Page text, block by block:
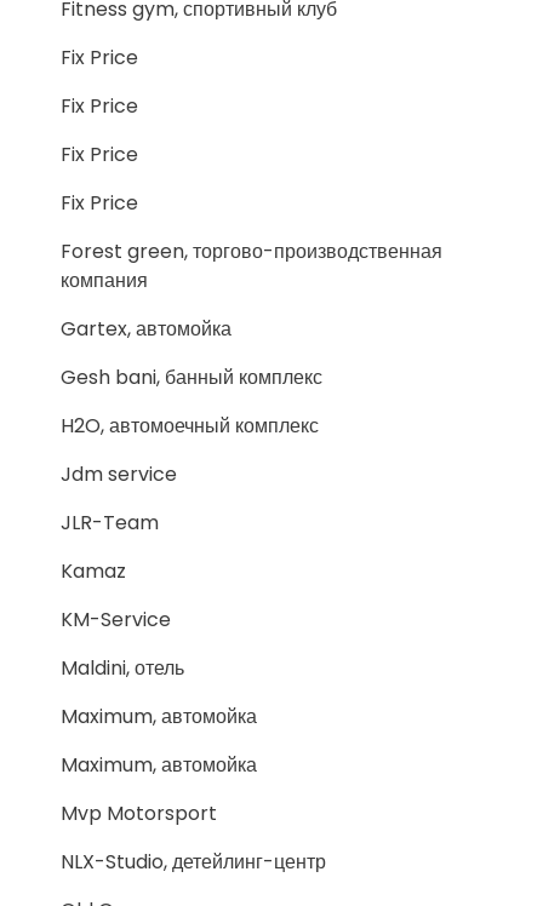
Fitness gym, спортивный клуб
Fix Price
Fix Price
Fix Price
Fix Price
Forest green, торгово-производственная
компания
Gartex, автомойка
Gesh bani, банный комплекс
H2O, автомоечный комплекс
Jdm service
JLR-Team
Kamaz
KM-Service
Maldini, отель
Maximum, автомойка
Maximum, автомойка
Mvp Motorsport
NLX-Studio, детейлинг-центр